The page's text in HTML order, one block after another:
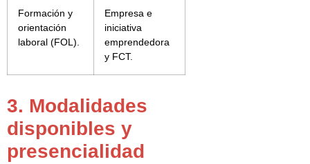
Formación y
orientación
laboral (FOL).
Empresa e
iniciativa
emprendedora
y FCT.
3. Modalidades
disponibles y
presencialidad